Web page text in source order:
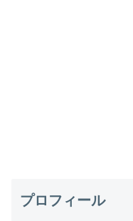
プロフィール